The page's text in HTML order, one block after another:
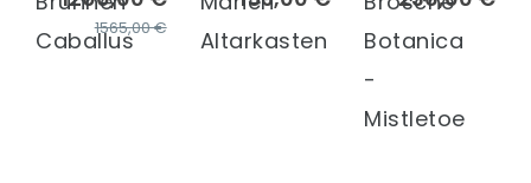
1565,00 €
Caballus
Altarkasten
Botanica
-
Mistletoe